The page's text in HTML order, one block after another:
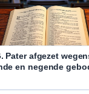
Pater afgezet
en negende